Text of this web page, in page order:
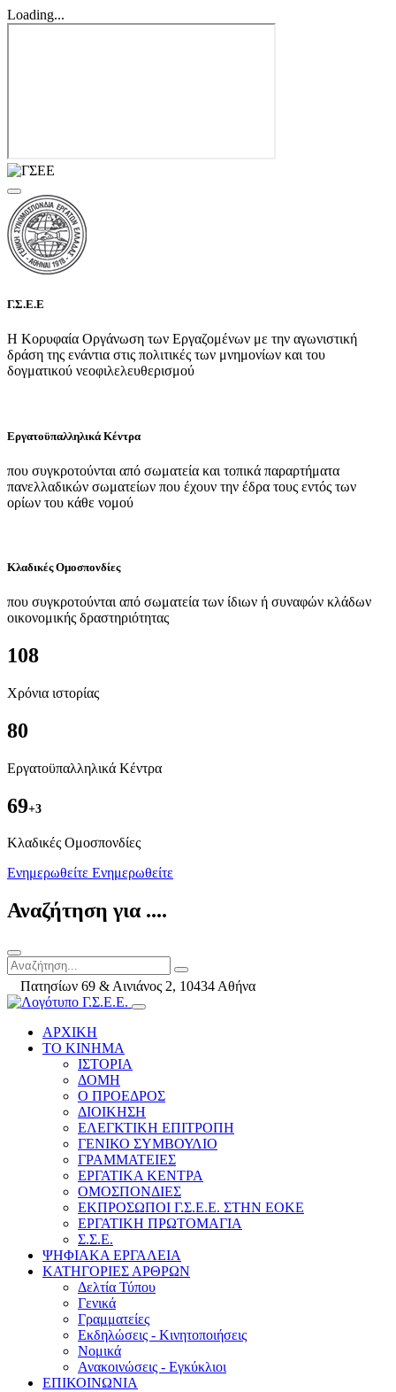
Loading...
Γ.Σ.Ε.Ε
Η Κορυφαία Οργάνωση των Εργαζομένων με την αγωνιστική
δράση της ενάντια στις πολιτικές των μνημονίων και του
δογματικού νεοφιλελευθερισμού
Εργατοϋπαλληλικά Κέντρα
που συγκροτούνται από σωματεία και τοπικά παραρτήματα
πανελλαδικών σωματείων που έχουν την έδρα τους εντός των
ορίων του κάθε νομού
Κλαδικές Ομοσπονδίες
που συγκροτούνται από σωματεία των ίδιων ή συναφών κλάδων
οικονομικής δραστηριότητας
108
Χρόνια ιστορίας
80
Εργατοϋπαλληλικά Κέντρα
69+3
Kλαδικές Ομοσπονδίες
Ενημερωθείτε Ενημερωθείτε
Αναζήτηση για ....
Πατησίων 69 & Αινιάνος 2, 10434 Αθήνα
ΑΡΧΙΚΗ
ΤΟ ΚΙΝΗΜΑ
ΙΣΤΟΡΙΑ
ΔΟΜΗ
Ο ΠΡΟΕΔΡΟΣ
ΔΙΟΙΚΗΣΗ
ΕΛΕΓΚΤΙΚΗ ΕΠΙΤΡΟΠΗ
ΓΕΝΙΚΟ ΣΥΜΒΟΥΛΙΟ
ΓΡΑΜΜΑΤΕΙΕΣ
ΕΡΓΑΤΙΚΑ ΚΕΝΤΡΑ
ΟΜΟΣΠΟΝΔΙΕΣ
ΕΚΠΡΟΣΩΠΟΙ Γ.Σ.Ε.Ε. ΣΤΗΝ ΕΟΚΕ
ΕΡΓΑΤΙΚΗ ΠΡΩΤΟΜΑΓΙΑ
Σ.Σ.Ε.
ΨΗΦΙΑΚΑ ΕΡΓΑΛΕΙΑ
ΚΑΤΗΓΟΡΙΕΣ ΑΡΘΡΩΝ
Δελτία Τύπου
Γενικά
Γραμματείες
Εκδηλώσεις - Κινητοποιήσεις
Νομικά
Ανακοινώσεις - Εγκύκλιοι
ΕΠΙΚΟΙΝΩΝΙΑ